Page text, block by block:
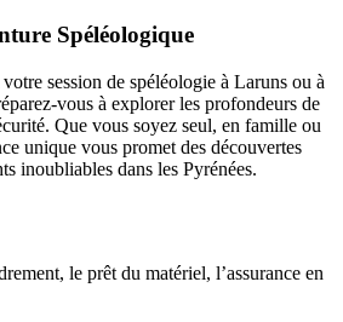
Spéléologique
session de spéléologie à Laruns ou à
vous à explorer les profondeurs de
Que vous soyez seul, en famille ou
unique vous promet des découvertes
inoubliables dans les Pyrénées.
le prêt du matériel, l’assurance en